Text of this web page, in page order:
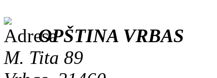
OPŠTINA VRBAS
M. Tita 89